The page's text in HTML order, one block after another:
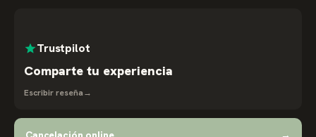
Trustpilot
Comparte tu experiencia
Escribir reseña→